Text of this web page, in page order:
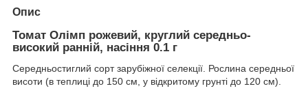
Опис
Томат Олімп рожевий, круглий середньо-
високий ранній, насіння 0.1 г
Середньостиглий сорт зарубіжної селекції. Рослина середньої
висоти (в теплиці до 150 см, у відкритому грунті до 120 см).